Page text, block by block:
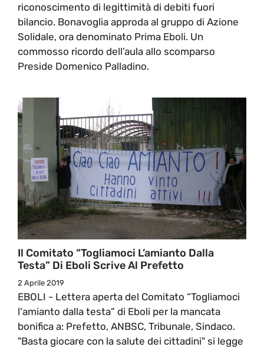
riconoscimento di legittimità di debiti fuori
bilancio. Bonavoglia approda al gruppo di Azione
Solidale, ora denominato Prima Eboli. Un
commosso ricordo dell’aula allo scomparso
Preside Domenico Palladino.
Il Comitato “Togliamoci L’amianto Dalla
Testa” Di Eboli Scrive Al Prefetto
2 Aprile 2019
EBOLI - Lettera aperta del Comitato “Togliamoci
l'amianto dalla testa” di Eboli per la mancata
bonifica a: Prefetto, ANBSC, Tribunale, Sindaco.
"Basta giocare con la salute dei cittadini" si legge